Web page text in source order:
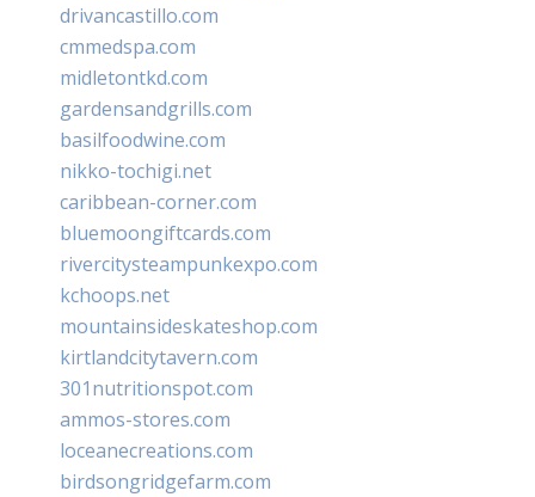
drivancastillo.com
cmmedspa.com
midletontkd.com
gardensandgrills.com
basilfoodwine.com
nikko-tochigi.net
caribbean-corner.com
bluemoongiftcards.com
rivercitysteampunkexpo.com
kchoops.net
mountainsideskateshop.com
kirtlandcitytavern.com
301nutritionspot.com
ammos-stores.com
loceanecreations.com
birdsongridgefarm.com